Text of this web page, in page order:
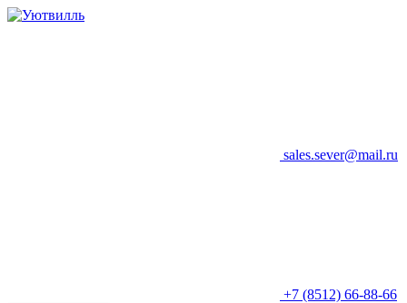
sales.sever@mail.ru
+7 (8512) 66-88-66